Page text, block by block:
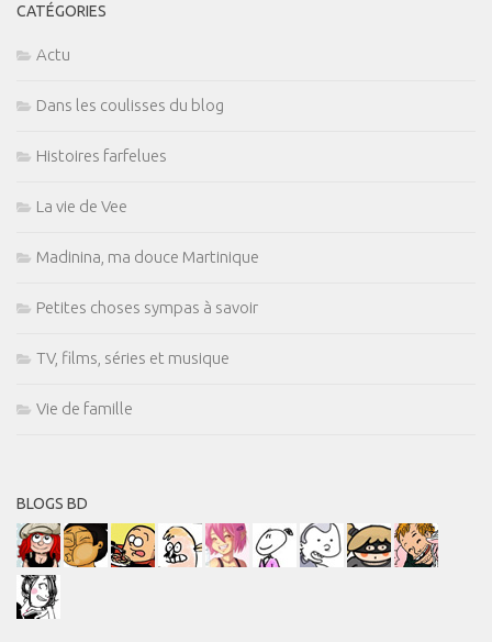
CATÉGORIES
Actu
Dans les coulisses du blog
Histoires farfelues
La vie de Vee
Madinina, ma douce Martinique
Petites choses sympas à savoir
TV, films, séries et musique
Vie de famille
BLOGS BD